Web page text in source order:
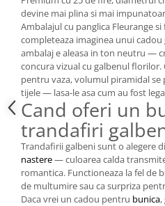
devine mai plina si mai
Ambalajul cu panglica Fleurange
completeaza imaginea unui
ambalaj e aleasa in ton neutru —
concura vizual cu galbenul
pentru vaza, volumul piramidal se
tijele — lasa-le asa cum au fost
Cand oferi un
trandafiri
Trandafirii galbeni sunt o alegere
nastere— culoarea calda
romantica. Functioneaza la fel de
de multumire sau ca surpriza
Daca vrei un cadou pentru bunica